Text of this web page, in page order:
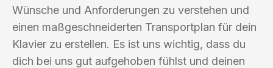
Wünsche und Anforderungen zu verstehen und
einen maßgeschneiderten Transportplan für dein
Klavier zu erstellen. Es ist uns wichtig, dass du
dich bei uns gut aufgehoben fühlst und deinen